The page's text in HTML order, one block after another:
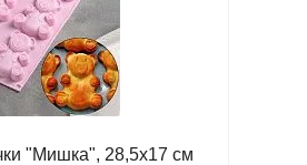
"Мишка", 28,5х17 см